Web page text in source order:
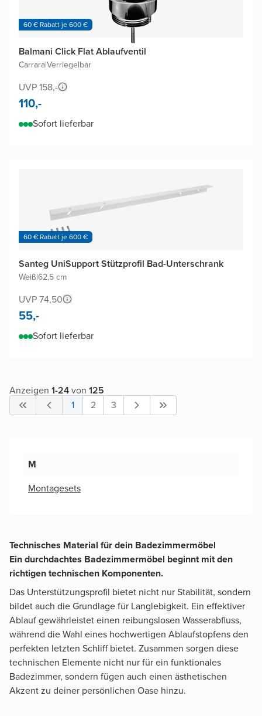
60 € Rabatt je 600 €
Balmani Click Flat Ablaufventil
Carrara|Verriegelbar
UVP 158,-
110,-
Sofort lieferbar
60 € Rabatt je 600 €
Santeg UniSupport Stützprofil Bad-Unterschrank
Weiß|62,5 cm
UVP 74,50
55,-
Sofort lieferbar
Anzeigen 1-24von 125
1
2 3
M
Montagesets
Technisches Material für dein Badezimmermöbel
Ein durchdachtes Badezimmermöbel beginnt mit den
richtigen technischen Komponenten.
Das Unterstützungsprofil bietet nicht nur Stabilität, sondern
bildet auch die Grundlage für Langlebigkeit. Ein effektiver
Ablauf gewährleistet einen reibungslosen Wasserabfluss,
während die Wahl eines hochwertigen Ablaufstopfens den
perfekten letzten Schliff bietet. Zusammen sorgen diese
technischen Elemente nicht nur für ein funktionales
Badezimmer, sondern fügen auch einen ästhetischen
Akzent zu deiner persönlichen Oase hinzu.